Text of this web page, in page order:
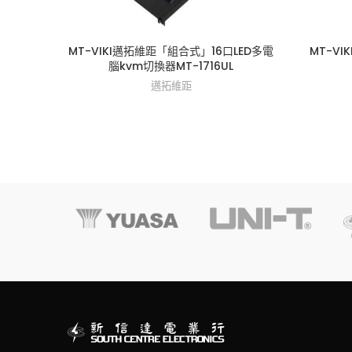
MT-VIKI邁拓維距「組合式」16口LED多電
腦kvm切換器MT-1716UL
邁拓維距
MT-